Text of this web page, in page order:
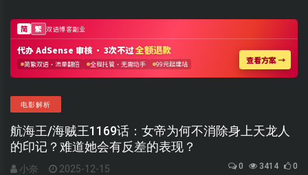
电影解析
航海王/海贼王1169话：女帝为何不消除身上天龙人
的印记？难道她会有反差的表现？
小奈 2025-12-15 0 3414 0